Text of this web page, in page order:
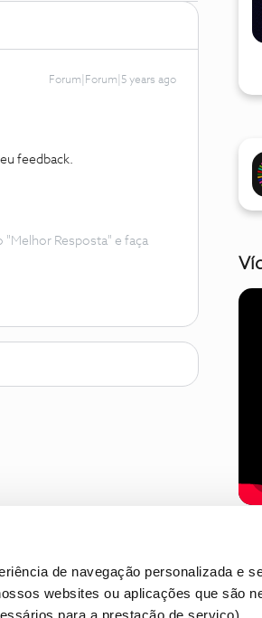
de navegação personalizada e
websites ou aplicações que são
Forum|Forum|5 years ago
feedback.
Resposta" e faça